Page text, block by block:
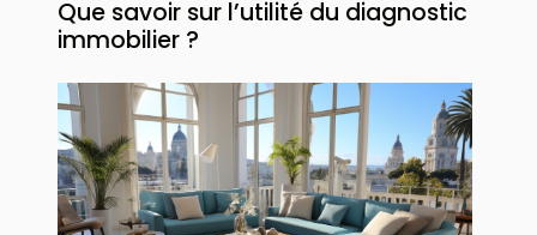
Que savoir sur l’utilité du diagnostic
immobilier ?